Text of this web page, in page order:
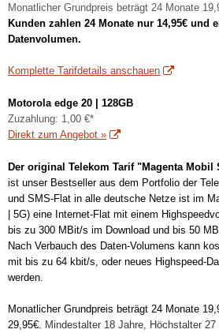
Monatlicher Grundpreis beträgt 24 Monate
Kunden zahlen 24 Monate nur 14,95€ und
Datenvolumen.
Komplette Tarifdetails anschauen
Motorola edge 20 | 128GB
Zuzahlung: 1,00 €*
Direkt zum Angebot »
Der original Telekom Tarif "Magenta Mobil
ist unser Bestseller aus dem Portfolio der
und SMS-Flat in alle deutsche Netze ist im
| 5G) eine Internet-Flat mit einem
bis zu 300 MBit/s im Download und bis 50
Nach Verbauch des Daten-Volumens kann
mit bis zu 64 kbit/s, oder neues Highspeed-
werden.
Monatlicher Grundpreis beträgt 24 Monate
29,95€.
Mindestalter 18 Jahre, Höchstalter